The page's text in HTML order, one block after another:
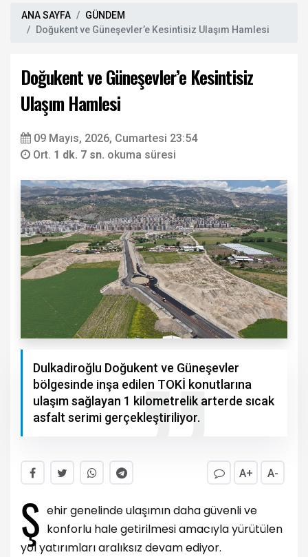
ANA SAYFA
GÜNDEM
Doğukent ve Güneşevler’e Kesintisiz Ulaşım Hamlesi
Doğukent ve Güneşevler’e Kesintisiz
Ulaşım Hamlesi
09 Mayıs, 2026, Cumartesi 23:54
Ort. 1 dk. 7 sn. okuma süresi
Dulkadiroğlu Doğukent ve Güneşevler
bölgesinde inşa edilen TOKİ konutlarına
ulaşım sağlayan 1 kilometrelik arterde sıcak
asfalt serimi gerçekleştiriliyor.
A+ A-
Ş ehir genelinde ulaşımın daha güvenli ve
konforlu hale getirilmesi amacıyla yürütülen
yol yatırımları aralıksız devam ediyor.